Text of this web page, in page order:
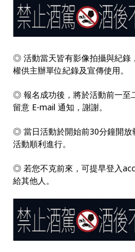
◎ 活動當天皆有影像拍攝與紀
權供主辦單位紀錄及宣傳使用。
◎ 報名成功後，將於活動前一
留意 E-mail通知，謝謝。
◎ 當日活動於開始前30分鐘開放
活動順利進行。
◎ 若您不克前來，可提早登入
給其他人。